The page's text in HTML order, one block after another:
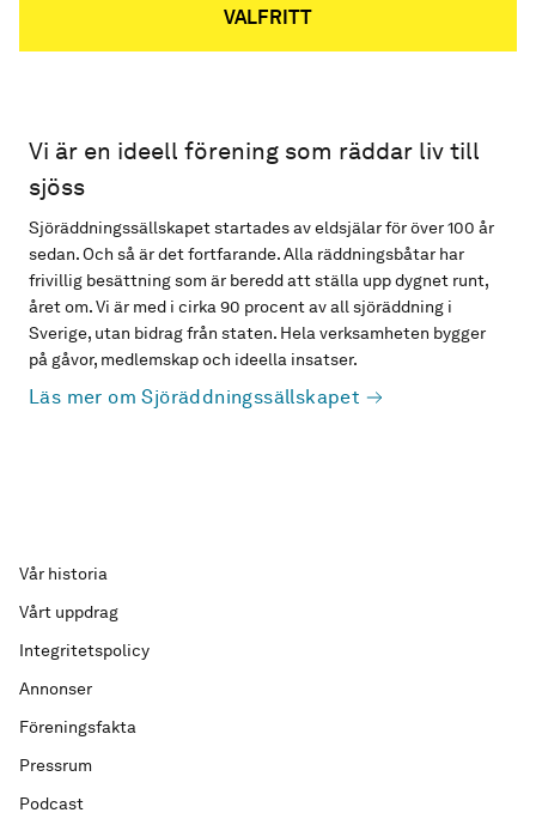
VALFRITT
Vi är en ideell förening som räddar liv till
sjöss
Sjöräddningssällskapet startades av eldsjälar för över 100 år
sedan. Och så är det fortfarande. Alla räddningsbåtar har
frivillig besättning som är beredd att ställa upp dygnet runt,
året om. Vi är med i cirka 90 procent av all sjöräddning i
Sverige, utan bidrag från staten. Hela verksamheten bygger
på gåvor, medlemskap och ideella insatser.
Läs mer om Sjöräddningssällskapet
Vår historia
Vårt uppdrag
Integritetspolicy
Annonser
Föreningsfakta
Pressrum
Podcast